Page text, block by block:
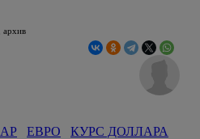
архив
ЕВРО
КУРС ДОЛЛАРА